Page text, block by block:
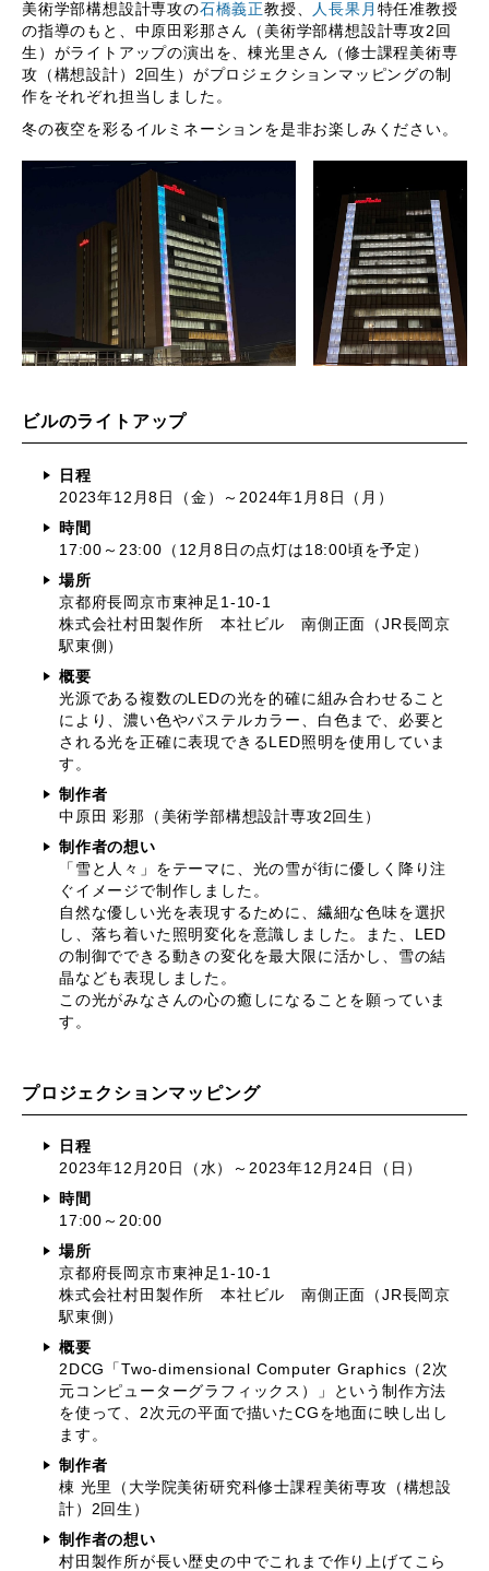
美術学部構想設計専攻の石橋義正教授、 人長果月 特任准教授
の指導のもと、中原田彩那さん（美術学部構想設計専攻2回
生）がライトアップの演出を、棟光里さん（修士課程美術専
攻（構想設計）2回生）がプロジェクションマッピングの制
作をそれぞれ担当しました。
冬の夜空を彩るイルミネーションを是非お楽しみください。
ビルのライトアップ
日程
2023年12月8日（金）～2024年1月8日（月）
時間
17:00～23:00（12月8日の点灯は18:00頃を予定）
場所
京都府長岡京市東神足1-10-1
株式会社村田製作所 本社ビル 南側正面（JR長岡京
駅東側）
概要
光源である複数のLEDの光を的確に組み合わせること
により、濃い色やパステルカラー、白色まで、必要と
される光を正確に表現できるLED照明を使用していま
す。
制作者
中原田 彩那（美術学部構想設計専攻2回生）
制作者の想い
「雪と人々」をテーマに、光の雪が街に優しく降り注
ぐイメージで制作しました。
自然な優しい光を表現するために、繊細な色味を選択
し、落ち着いた照明変化を意識しました。また、LED
の制御でできる動きの変化を最大限に活かし、雪の結
晶なども表現しました。
この光がみなさんの心の癒しになることを願っていま
す。
プロジェクションマッピング
日程
2023年12月20日（水）～2023年12月24日（日）
時間
17:00～20:00
場所
京都府長岡京市東神足1-10-1
株式会社村田製作所 本社ビル 南側正面（JR長岡京
駅東側）
概要
2DCG「Two-dimensional Computer Graphics（2次
元コンピューターグラフィックス）」という制作方法
を使って、2次元の平面で描いたCGを地面に映し出し
ます。
制作者
棟 光里（大学院美術研究科修士課程美術専攻（構想設
計）2回生）
制作者の想い
村田製作所が長い歴史の中でこれまで作り上げてこら